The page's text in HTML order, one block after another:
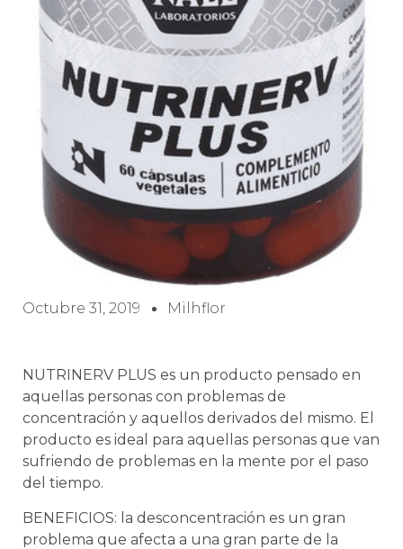
Octubre 31, 2019 Milhflor
NUTRINERV PLUS es un producto pensado en
aquellas personas con problemas de
concentración y aquellos derivados del mismo. El
producto es ideal para aquellas personas que van
sufriendo de problemas en la mente por el paso
del tiempo.
BENEFICIOS: la desconcentración es un gran
problema que afecta a una gran parte de la